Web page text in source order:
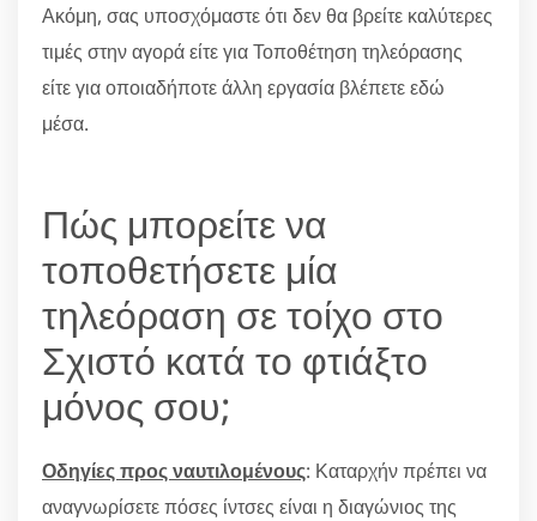
Ακόμη, σας υποσχόμαστε ότι δεν θα βρείτε καλύτερες
τιμές στην αγορά είτε για Τοποθέτηση τηλεόρασης
είτε για οποιαδήποτε άλλη εργασία βλέπετε εδώ
μέσα.
Πώς μπορείτε να
τοποθετήσετε μία
τηλεόραση σε τοίχο στο
Σχιστό κατά το φτιάξτο
μόνος σου;
Οδηγίες προς ναυτιλομένους: Καταρχήν πρέπει να
αναγνωρίσετε πόσες ίντσες είναι η διαγώνιος της